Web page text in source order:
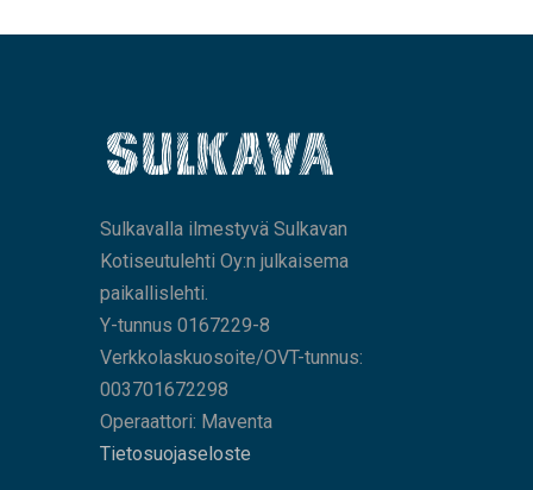
Sulkavalla ilmestyvä Sulkavan
Kotiseutulehti Oy:n julkaisema
paikallislehti.
Y-tunnus 0167229-8
Verkkolaskuosoite/OVT-tunnus:
003701672298
Operaattori: Maventa
Tietosuojaseloste